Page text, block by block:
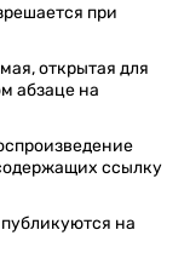
при
открытая для
абзаце на
ссылку
на